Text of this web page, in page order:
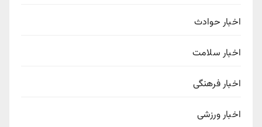
اخبار حوادث
اخبار سلامت
اخبار فرهنگی
اخبار ورزشی